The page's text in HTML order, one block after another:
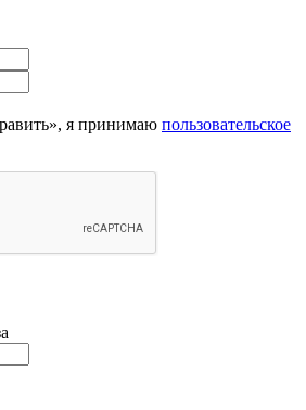
я принимаю пользовательское